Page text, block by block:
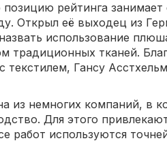
рейтинга
Открыл её выходец из
использование
традиционных тканей.
текстилем, Гансу
из немногих компаний, в
Для этого
работ используются